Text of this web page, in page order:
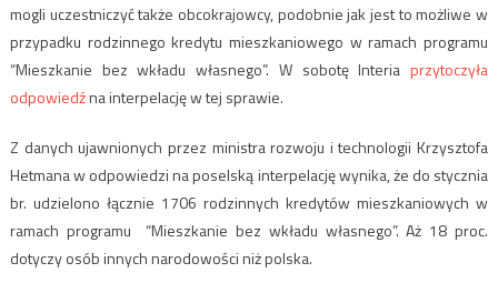
mogli uczestniczyć także obcokrajowcy, podobnie jak jest to możliwe w
przypadku rodzinnego kredytu mieszkaniowego w ramach programu
“Mieszkanie bez wkładu własnego”. W sobotę Interiaprzytoczyła
odpowiedźna interpelację w tej sprawie.
Z danych ujawnionych przez ministra rozwoju i technologii Krzysztofa
Hetmana w odpowiedzi na poselską interpelację wynika, że do stycznia
br. udzielono łącznie 1706 rodzinnych kredytów mieszkaniowych w
ramach programu “Mieszkanie bez wkładu własnego”. Aż 18 proc.
dotyczy osób innych narodowości niż polska.